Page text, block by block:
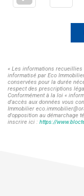
« Les informations
informatisé par Eco
conservées pour la durée
respect des prescriptions
Conformément à la loi «
d'accès aux données vous
Immobilier
d'opposition au démarchage
inscrire ici : https://